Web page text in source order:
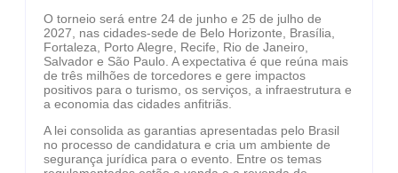
O torneio será entre 24 de junho e 25 de julho de
2027, nas cidades-sede de Belo Horizonte, Brasília,
Fortaleza, Porto Alegre, Recife, Rio de Janeiro,
Salvador e São Paulo. A expectativa é que reúna mais
de três milhões de torcedores e gere impactos
positivos para o turismo, os serviços, a infraestrutura e
a economia das cidades anfitriãs.
A lei consolida as garantias apresentadas pelo Brasil
no processo de candidatura e cria um ambiente de
segurança jurídica para o evento. Entre os temas